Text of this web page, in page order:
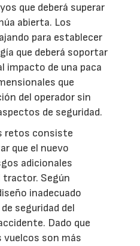
que deberá superar
abierta. Los
para establecer
que deberá soportar
impacto de una paca
que
del operador sin
de seguridad.
retos consiste
que el nuevo
adicionales
tractor. Según
inadecuado
seguridad del
Dado que
son más